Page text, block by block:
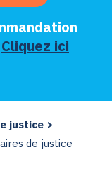
Cliquez ici
justice >
de justice